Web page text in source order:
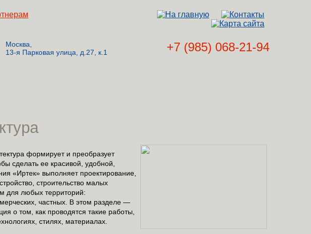
Москва,
13-я Парковая улица, д.27, к.1
+7 (985) 068-21-94
формирует и преобразует
сделать ее красивой, удобной,
«Иртек» выполняет проектирование,
строительство малых
для любых территорий:
частных. В этом разделе —
о том, как проводятся такие работы,
стилях, материалах.